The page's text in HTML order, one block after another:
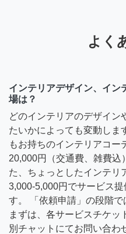
よく
インテリアデザイン、イン
場は？
どのインテリアのデザイン
たいかによっても変動しま
もお持ちのインテリアコー
20,000円（交通費、雑費込
た、ちょっとしたインテリ
3,000-5,000円でサービス
す。 「依頼申請」の段階で
まずは、各サービスチケッ
別チャットにてお問い合